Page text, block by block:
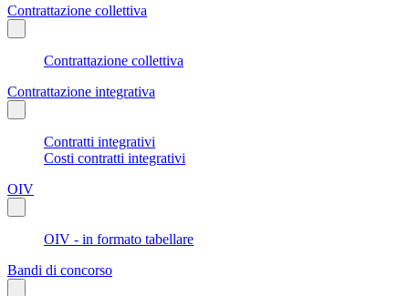
Contrattazione collettiva
Contrattazione collettiva
Contrattazione integrativa
Contratti integrativi
Costi contratti integrativi
OIV
OIV - in formato tabellare
Bandi di concorso